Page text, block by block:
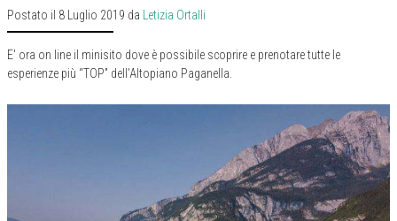
Postato il 8 Luglio 2019 da Letizia Ortalli
E' ora on line il minisito dove è possibile scoprire e prenotare tutte le
esperienze più “TOP” dell’Altopiano Paganella.